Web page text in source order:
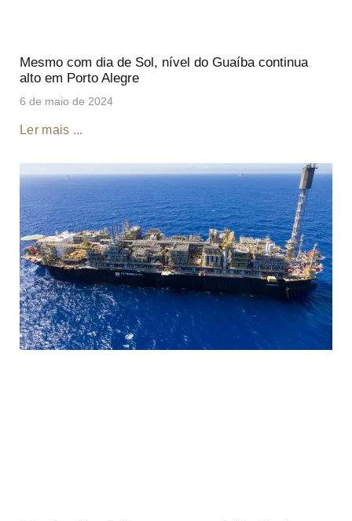
Mesmo com dia de Sol, nível do Guaíba continua
alto em Porto Alegre
6 de maio de 2024
Ler mais ...